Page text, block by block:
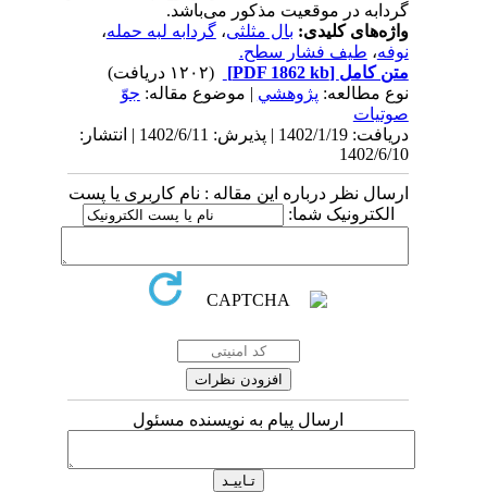
گردابه‌ در موقعیت مذکور می‌باشد.
واژه‌های کلیدی:بال مثلثی،گردابه لبه حمله،
نوفه،طیف فشار سطح.
متن کامل[PDF 1862 kb]
نوع مطالعه:پژوهشي| موضوع مقاله:جوّ
صوتیات
دریافت: 1402/1/19 | پذیرش: 1402/6/11 | انتشار:
1402/6/10
ارسال نظر درباره این مقاله : نام کاربری یا پست
الکترونیک شما:
ارسال پیام به نویسنده مسئول